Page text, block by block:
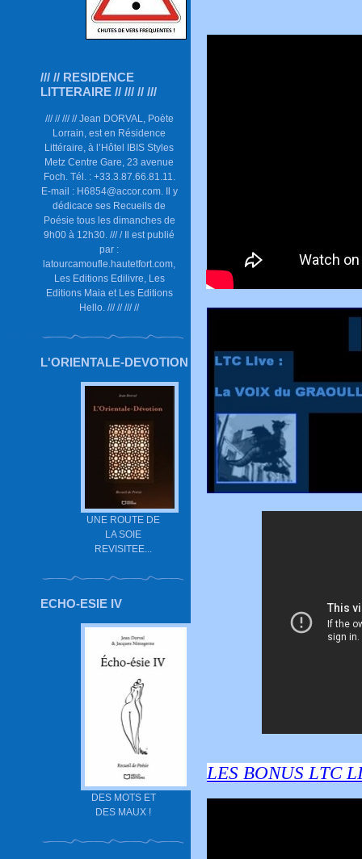
/// // RESIDENCE
LITTERAIRE // /// // ///
/// // /// // Jean DORVAL, Poète
Lorrain, est en Résidence
Littéraire, à l’Hôtel IBIS Styles
Metz Centre Gare, 23 avenue
Foch. Tél. : +33.3.87.66.81.11.
E-mail : H6854@accor.com. Il y
dédicace ses Recueils de
Poésie tous les dimanches de
9h00 à 12h30. /// / Il est publié
par :
latourcamoufle.hautetfort.com,
Les Editions Edilivre, Les
Editions Maia et Les Editions
Hello. /// // /// //
L'ORIENTALE-DEVOTION
UNE ROUTE DE
LA SOIE
REVISITEE...
ECHO-ESIE IV
DES MOTS ET
DES MAUX !
LES BONUS LTC